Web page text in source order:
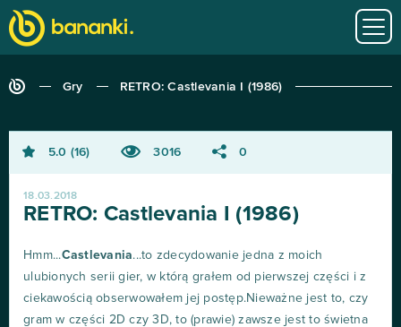
Gry RETRO: Castlevania I (1986)
5.0 16 3016 0
18.03.2018
RETRO: Castlevania I (1986)
Hmm...Castlevania...to zdecydowanie jedna z moich
ulubionych serii gier, w którą grałem od pierwszej części i z
ciekawością obserwowałem jej postęp.Nieważne jest to, czy
gram w części 2D czy 3D, to (prawie) zawsze jest to świetna